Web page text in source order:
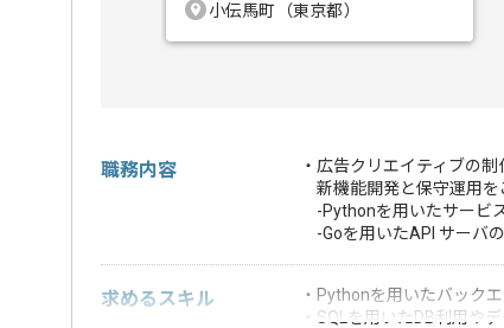
小伝馬町（東京都）
職務内容
・広告クリエイティブの
新機能開発と保守運用を
-Pythonを用いたサービ
-Goを用いたAPI サーバ
求めるスキル
・Pythonを用いたバック
・SQLを用いたDB利用や